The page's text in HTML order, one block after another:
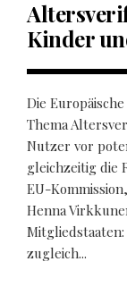
Kinder
Die
Thema
Nutzer vor
gleichzeitig die
EU-
Henna
zugleich...